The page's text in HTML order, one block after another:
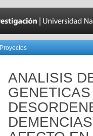
Proyectos
ANALISIS